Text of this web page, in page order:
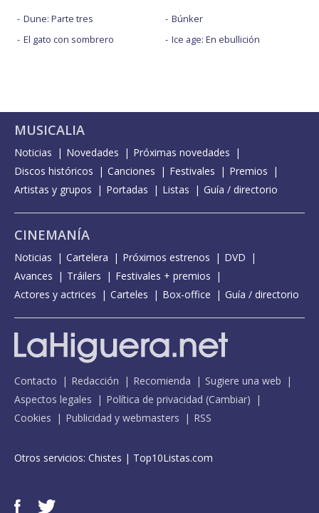
Dune: Parte tres
El gato con sombrero
Búnker
Ice age: En ebullición
MUSICALIA
Noticias Novedades
Próximas novedades
Discos históricos
Canciones Festivales
Premios
Artistas y grupos
Portadas Listas Guía / directorio
CINEMANÍA
Noticias Cartelera Próximos estrenos
DVD
Avances
Tráilers
Festivales + premios
Actores y actrices
Carteles Box-office Guía / directorio
Contacto Redacción Recomienda
Sugiere una web
Aspectos legales
Política de privacidad (Cambiar)
Cookies
Publicidad y webmasters RSS
Otros servicios: Chistes | Top10Listas.com